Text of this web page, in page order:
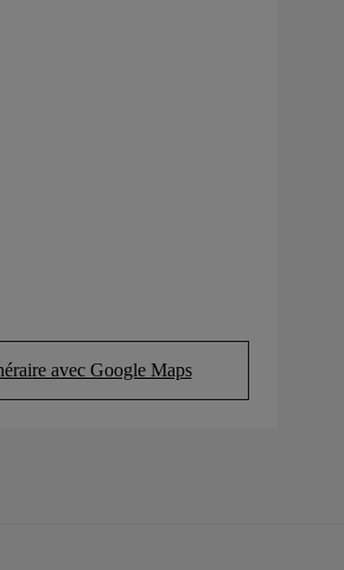
avec Google Maps
(Opens in new tab)